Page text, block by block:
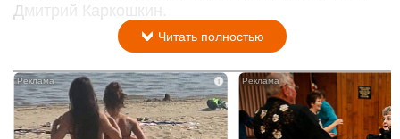
Дмитрий Каркошкин.
Читать полностью
i